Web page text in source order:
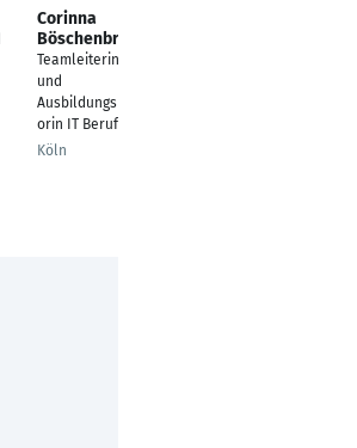
Corinna
Böschenbröker
Teamleiterin Personal
und
Ausbildungskoordinat
orin IT Berufe
Köln